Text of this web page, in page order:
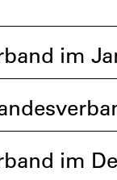
im
im